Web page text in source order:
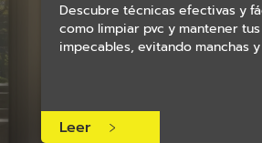
Descubre técnicas efectivas y
como limpiar pvc y mantener
impecables, evitando manchas
Leer